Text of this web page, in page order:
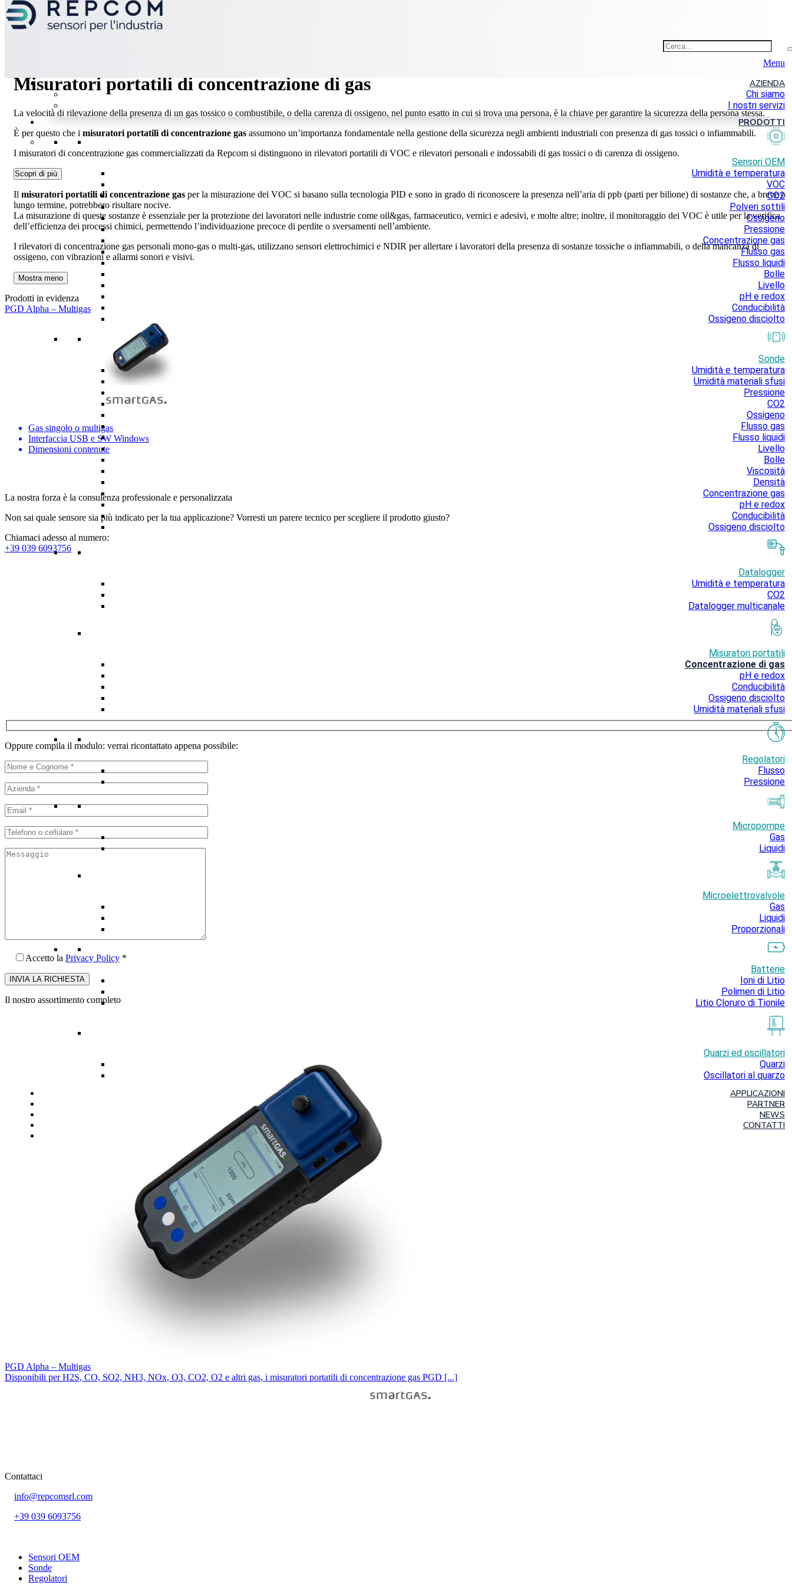
Menu
AZIENDA
Chi siamo
I nostri servizi
PRODOTTI
Sensori OEM
Umidità e temperatura
VOC
CO2
Polveri sottili
Ossigeno
Pressione
Concentrazione gas
Flusso gas
Flusso liquidi
Bolle
Livello
pH e redox
Conducibilità
Ossigeno disciolto
Sonde
Umidità e temperatura
Umidità materiali sfusi
Pressione
CO2
Ossigeno
Flusso gas
Flusso liquidi
Livello
Bolle
Viscosità
Densità
Concentrazione gas
pH e redox
Conducibilità
Ossigeno disciolto
Datalogger
Umidità e temperatura
CO2
Datalogger multicanale
Misuratori portatili
Concentrazione di gas
pH e redox
Conducibilità
Ossigeno disciolto
Umidità materiali sfusi
Regolatori
Flusso
Pressione
Micropompe
Gas
Liquidi
Microelettrovalvole
Gas
Liquidi
Proporzionali
Batterie
Ioni di Litio
Polimeri di Litio
Litio Cloruro di Tionile
Quarzi ed oscillatori
Quarzi
Oscillatori al quarzo
APPLICAZIONI
PARTNER
NEWS
CONTATTI
Misuratori portatili di concentrazione di gas
La velocità di rilevazione della presenza di un gas tossico o combustibile, o della carenza di ossigeno, nel punto esatto in cui si trova una persona, è la chiave per garantire la sicurezza della persona stessa.
È per questo che i misuratori portatili di concentrazione gas assumono un’importanza fondamentale nella gestione della sicurezza negli ambienti industriali con presenza di gas tossici o infiammabili.
I misuratori di concentrazione gas commercializzati da Repcom si distinguono in rilevatori portatili di VOC e rilevatori personali e indossabili di gas tossici o di carenza di ossigeno.
Scopri di più
Il misuratori portatili di concentrazione gas per la misurazione dei VOC si basano sulla tecnologia PID e sono in grado di riconoscere la presenza nell’aria di ppb (parti per bilione) di sostanze che, a breve o
lungo termine, potrebbero risultare nocive.
La misurazione di queste sostanze è essenziale per la protezione dei lavoratori nelle industrie come oil&gas, farmaceutico, vernici e adesivi, e molte altre; inoltre, il monitoraggio dei VOC è utile per la verifica
dell’efficienza dei processi chimici, permettendo l’individuazione precoce di perdite o sversamenti nell’ambiente.
I rilevatori di concentrazione gas personali mono-gas o multi-gas, utilizzano sensori elettrochimici e NDIR per allertare i lavoratori della presenza di sostanze tossiche o infiammabili, o della mancanza di
ossigeno, con vibrazioni e allarmi sonori e visivi.
Mostra meno
Prodotti in evidenza
PGD Alpha – Multigas
Gas singolo o multigas
Interfaccia USB e SW Windows
Dimensioni contenute
La nostra forza è la consulenza professionale e personalizzata
Non sai quale sensore sia più indicato per la tua applicazione? Vorresti un parere tecnico per scegliere il prodotto giusto?
Chiamaci adesso al numero:
+39 039 6093756
Oppure compila il modulo: verrai ricontattato appena possibile:
Accetto la Privacy Policy *
Il nostro assortimento completo
PGD Alpha – Multigas
Disponibili per H2S, CO, SO2, NH3, NOx, O3, CO2, O2 e altri gas, i misuratori portatili di concentrazione gas PGD [...]
Contattaci
info@repcomsrl.com
+39 039 6093756
Sensori OEM
Sonde
Regolatori